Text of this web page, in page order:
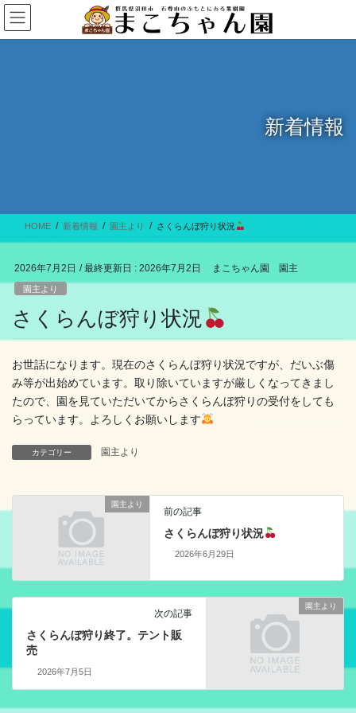
コ
ン
テ
ナ
ビ
ゲ
新着情報
HOME 新着情報 園主より さくらんぼ狩り状況
2026年7月2日 / 最終更新日 : 2026年7月2日 まこちゃん園 園主
園主より
さくらんぼ狩り状況
お世話になります。現在のさくらんぼ狩り状況ですが、だいぶ傷
み等が出始めています。取り除いていますが厳しくなってきまし
たので、園を見ていただいてからさくらんぼ狩りの受付をしても
らっています。よろしくお願いします
カテゴリー 園主より
園主より
前の記事
さくらんぼ狩り状況
2026年6月29日
園主より
次の記事
さくらんぼ狩り終了。テント販
売
2026年7月5日